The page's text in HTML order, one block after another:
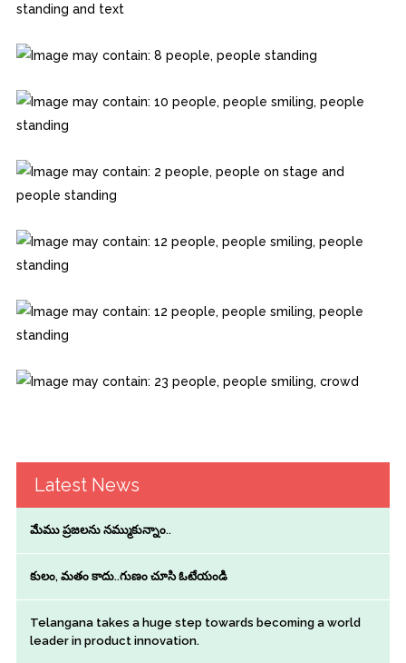
Latest News
మేము ప్రజలను నమ్ముకున్నాం..
కులం, మతం కాదు..గుణం చూసి ఓటేయండి
Telangana takes a huge step towards becoming a world
leader in product innovation.